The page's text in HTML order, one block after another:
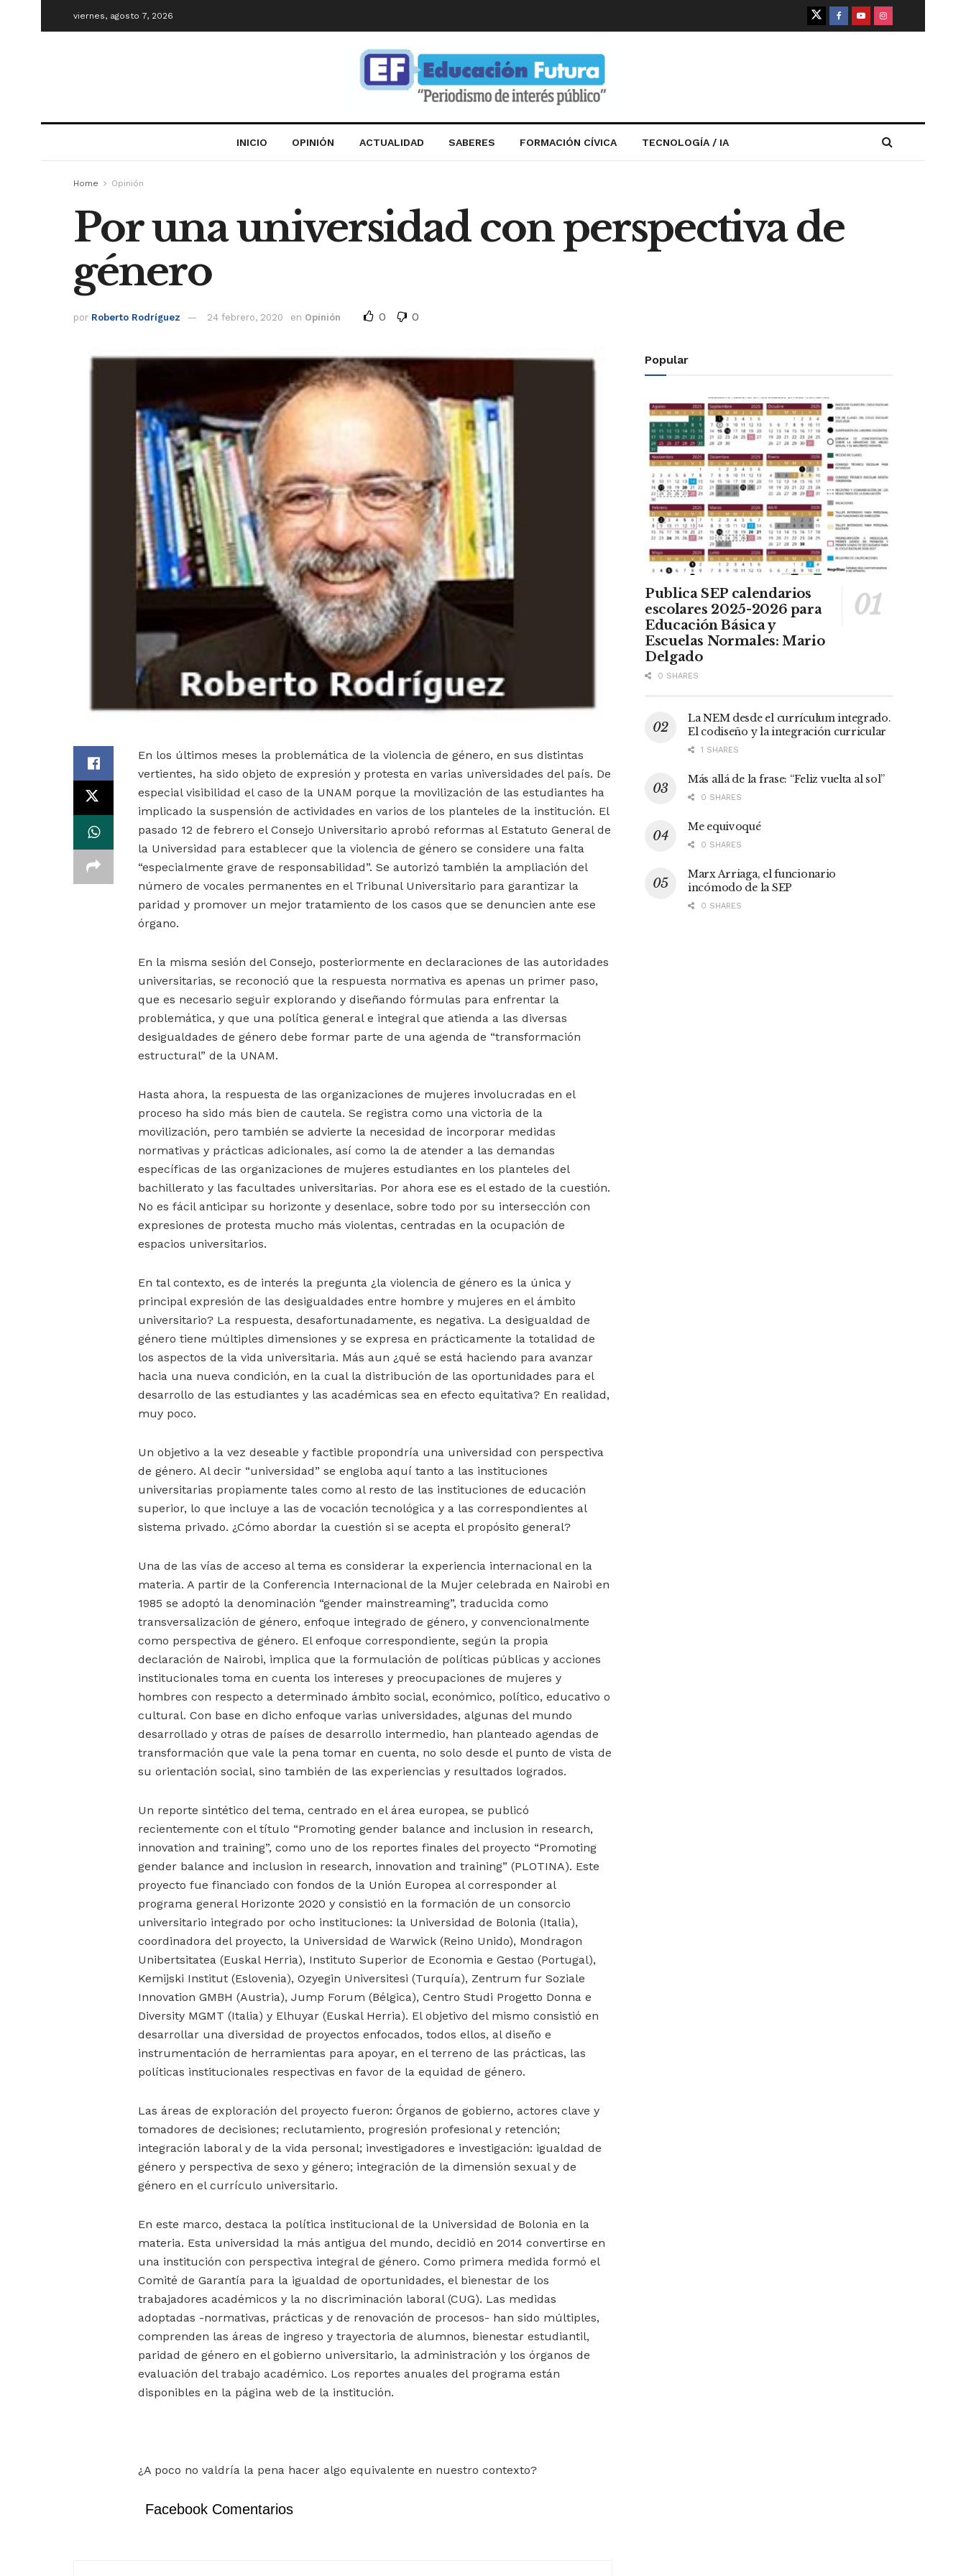
viernes, agosto 7, 2026
INICIO OPINIÓN ACTUALIDAD SABERES FORMACIÓN CÍVICA TECNOLOGÍA / IA
Home Opinión
Por una universidad con perspectiva de
género
por Roberto Rodríguez 24 febrero, 2020 en Opinión 0 0
En los últimos meses la problemática de la violencia de género, en sus distintas
vertientes, ha sido objeto de expresión y protesta en varias universidades del país. De
especial visibilidad el caso de la UNAM porque la movilización de las estudiantes ha
implicado la suspensión de actividades en varios de los planteles de la institución. El
pasado 12 de febrero el Consejo Universitario aprobó reformas al Estatuto General de
la Universidad para establecer que la violencia de género se considere una falta
“especialmente grave de responsabilidad”. Se autorizó también la ampliación del
número de vocales permanentes en el Tribunal Universitario para garantizar la
paridad y promover un mejor tratamiento de los casos que se denuncien ante ese
órgano.
En la misma sesión del Consejo, posteriormente en declaraciones de las autoridades
universitarias, se reconoció que la respuesta normativa es apenas un primer paso,
que es necesario seguir explorando y diseñando fórmulas para enfrentar la
problemática, y que una política general e integral que atienda a las diversas
desigualdades de género debe formar parte de una agenda de “transformación
estructural” de la UNAM.
Hasta ahora, la respuesta de las organizaciones de mujeres involucradas en el
proceso ha sido más bien de cautela. Se registra como una victoria de la
movilización, pero también se advierte la necesidad de incorporar medidas
normativas y prácticas adicionales, así como la de atender a las demandas
específicas de las organizaciones de mujeres estudiantes en los planteles del
bachillerato y las facultades universitarias. Por ahora ese es el estado de la cuestión.
No es fácil anticipar su horizonte y desenlace, sobre todo por su intersección con
expresiones de protesta mucho más violentas, centradas en la ocupación de
espacios universitarios.
En tal contexto, es de interés la pregunta ¿la violencia de género es la única y
principal expresión de las desigualdades entre hombre y mujeres en el ámbito
universitario? La respuesta, desafortunadamente, es negativa. La desigualdad de
género tiene múltiples dimensiones y se expresa en prácticamente la totalidad de
los aspectos de la vida universitaria. Más aun ¿qué se está haciendo para avanzar
hacia una nueva condición, en la cual la distribución de las oportunidades para el
desarrollo de las estudiantes y las académicas sea en efecto equitativa? En realidad,
muy poco.
Un objetivo a la vez deseable y factible propondría una universidad con perspectiva
de género. Al decir “universidad” se engloba aquí tanto a las instituciones
universitarias propiamente tales como al resto de las instituciones de educación
superior, lo que incluye a las de vocación tecnológica y a las correspondientes al
sistema privado. ¿Cómo abordar la cuestión si se acepta el propósito general?
Una de las vías de acceso al tema es considerar la experiencia internacional en la
materia. A partir de la Conferencia Internacional de la Mujer celebrada en Nairobi en
1985 se adoptó la denominación “gender mainstreaming”, traducida como
transversalización de género, enfoque integrado de género, y convencionalmente
como perspectiva de género. El enfoque correspondiente, según la propia
declaración de Nairobi, implica que la formulación de políticas públicas y acciones
institucionales toma en cuenta los intereses y preocupaciones de mujeres y
hombres con respecto a determinado ámbito social, económico, político, educativo o
cultural. Con base en dicho enfoque varias universidades, algunas del mundo
desarrollado y otras de países de desarrollo intermedio, han planteado agendas de
transformación que vale la pena tomar en cuenta, no solo desde el punto de vista de
su orientación social, sino también de las experiencias y resultados logrados.
Un reporte sintético del tema, centrado en el área europea, se publicó
recientemente con el título “Promoting gender balance and inclusion in research,
innovation and training”, como uno de los reportes finales del proyecto “Promoting
gender balance and inclusion in research, innovation and training” (PLOTINA). Este
proyecto fue financiado con fondos de la Unión Europea al corresponder al
programa general Horizonte 2020 y consistió en la formación de un consorcio
universitario integrado por ocho instituciones: la Universidad de Bolonia (Italia),
coordinadora del proyecto, la Universidad de Warwick (Reino Unido), Mondragon
Unibertsitatea (Euskal Herria), Instituto Superior de Economia e Gestao (Portugal),
Kemijski Institut (Eslovenia), Ozyegin Universitesi (Turquía), Zentrum fur Soziale
Innovation GMBH (Austria), Jump Forum (Bélgica), Centro Studi Progetto Donna e
Diversity MGMT (Italia) y Elhuyar (Euskal Herria). El objetivo del mismo consistió en
desarrollar una diversidad de proyectos enfocados, todos ellos, al diseño e
instrumentación de herramientas para apoyar, en el terreno de las prácticas, las
políticas institucionales respectivas en favor de la equidad de género.
Las áreas de exploración del proyecto fueron: Órganos de gobierno, actores clave y
tomadores de decisiones; reclutamiento, progresión profesional y retención;
integración laboral y de la vida personal; investigadores e investigación: igualdad de
género y perspectiva de sexo y género; integración de la dimensión sexual y de
género en el currículo universitario.
En este marco, destaca la política institucional de la Universidad de Bolonia en la
materia. Esta universidad la más antigua del mundo, decidió en 2014 convertirse en
una institución con perspectiva integral de género. Como primera medida formó el
Comité de Garantía para la igualdad de oportunidades, el bienestar de los
trabajadores académicos y la no discriminación laboral (CUG). Las medidas
adoptadas -normativas, prácticas y de renovación de procesos- han sido múltiples,
comprenden las áreas de ingreso y trayectoria de alumnos, bienestar estudiantil,
paridad de género en el gobierno universitario, la administración y los órganos de
evaluación del trabajo académico. Los reportes anuales del programa están
disponibles en la página web de la institución.
¿A poco no valdría la pena hacer algo equivalente en nuestro contexto?
Facebook Comentarios
Popular
Publica SEP calendarios
escolares 2025-2026 para
Educación Básica y
Escuelas Normales: Mario
Delgado
0 SHARES
La NEM desde el currículum integrado.
El codiseño y la integración curricular
1 SHARES
Más allá de la frase: “Feliz vuelta al sol”
0 SHARES
Me equivoqué
0 SHARES
Marx Arriaga, el funcionario
incómodo de la SEP
0 SHARES